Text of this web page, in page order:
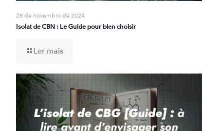
28 de novembro de 2024
Isolat de CBN : Le Guide pour bien choisir
Ler mais